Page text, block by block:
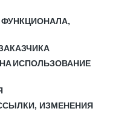
ИСПОЛЬЗОВАНИЕ
ИЗМЕНЕНИЯ